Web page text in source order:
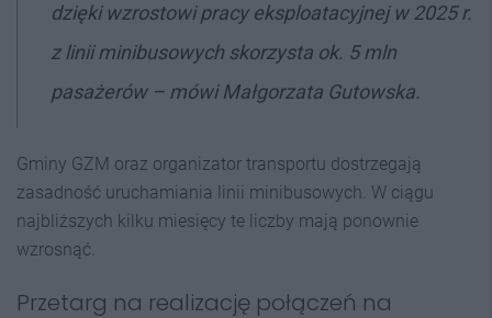
dzięki wzrostowi pracy eksploatacyjnej w 2025 r.
z linii minibusowych skorzysta ok. 5 mln
pasażerów – mówi Małgorzata Gutowska.
Gminy GZM oraz organizator transportu dostrzegają
zasadność uruchamiania linii minibusowych. W ciągu
najbliższych kilku miesięcy te liczby mają ponownie
wzrosnąć.
Przetarg na realizację połączeń na